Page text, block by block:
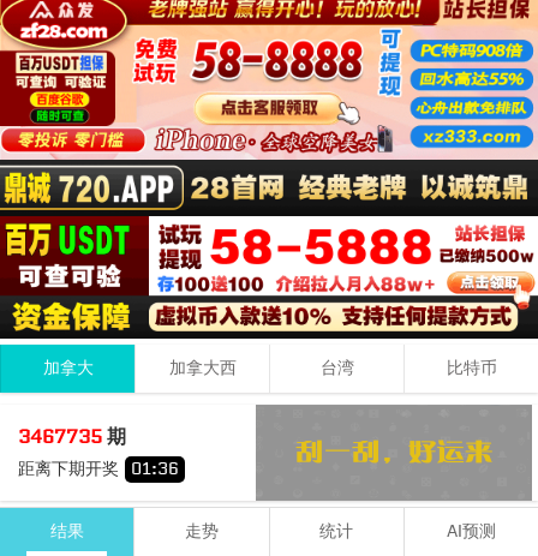
加拿大 加拿大西 台湾 比特币
3467735期
距离下期开奖 01:36
9 + 1 5 15
期号 号码
结果 走势 统计 AI预测